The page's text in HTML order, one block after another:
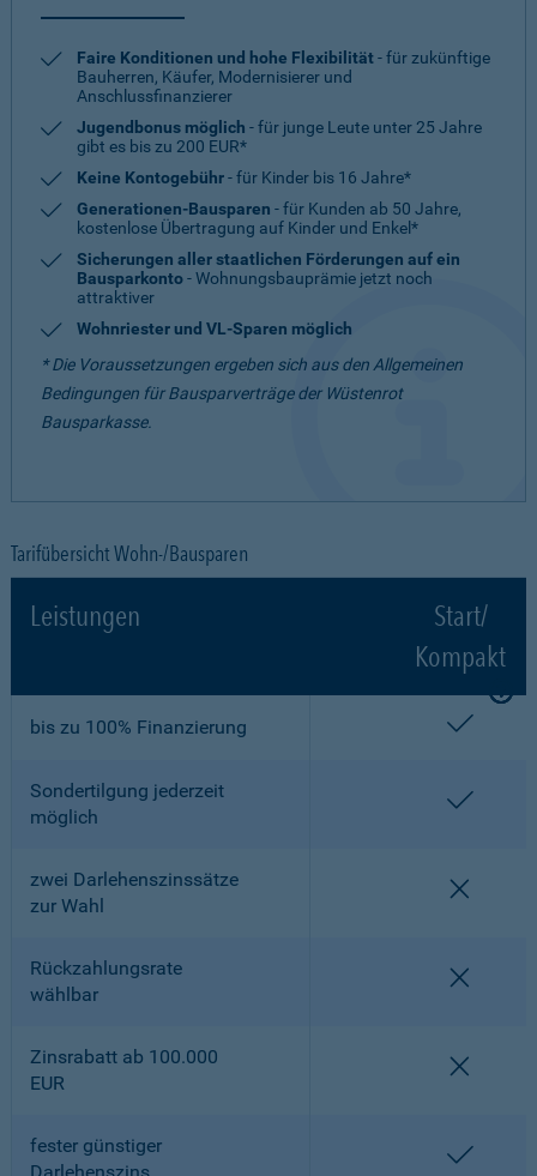
Faire Konditionen und hohe Flexibilität- für zukünftige
Bauherren, Käufer, Modernisierer und
Anschlussfinanzierer
Jugendbonus möglich - für junge Leute unter 25 Jahre
gibt es bis zu 200 EUR*
Keine Kontogebühr- für Kinder bis 16 Jahre*
Generationen-Bausparen - für Kunden ab 50 Jahre,
kostenlose Übertragung auf Kinder und Enkel*
Sicherungen aller staatlichen Förderungen auf ein
Bausparkonto- Wohnungsbauprämie jetzt noch
attraktiver
Wohnriester und VL-Sparen möglich
* Die Voraussetzungen ergeben sich aus den Allgemeinen
Bedingungen für Bausparverträge der Wüstenrot
Bausparkasse.
Tarifübersicht Wohn-/Bausparen
Leistungen
Start/
Kompakt
bis zu 100% Finanzierung
Sondertilgung jederzeit
möglich
zwei Darlehenszinssätze
zur Wahl
Rückzahlungsrate
wählbar
Zinsrabatt ab 100.000
EUR
fester günstiger